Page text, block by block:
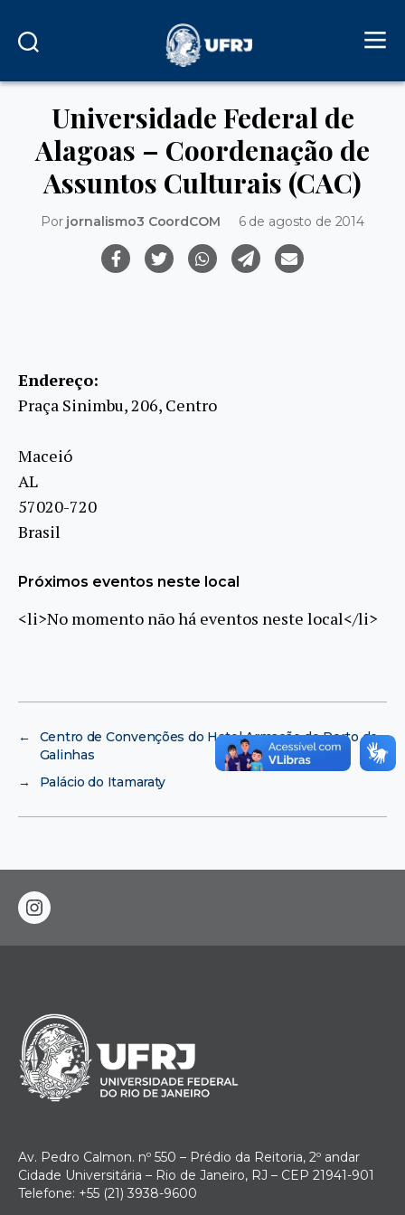
Universidade Federal de
Alagoas – Coordenação de
Assuntos Culturais (CAC)
Por jornalismo3 CoordCOM 6 de agosto de 2014
Endereço:
Praça Sinimbu, 206, Centro
Maceió
AL
57020-720
Brasil
Próximos eventos neste local
<li>No momento não há eventos neste local</li>
←
Centro de Convenções do Hotel Armação do Porto de
Galinhas
→
Palácio do Itamaraty
instagram
Av. Pedro Calmon. nº 550 – Prédio da Reitoria, 2º andar
Cidade Universitária – Rio de Janeiro, RJ – CEP 21941-901
Telefone: +55 (21) 3938-9600